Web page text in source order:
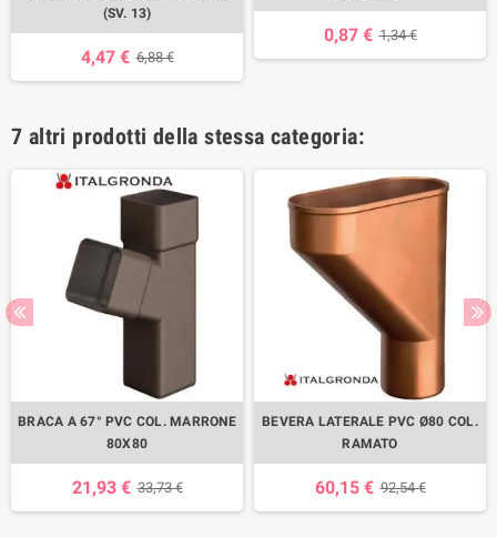
(SV. 13)
4,47 € 6,88 €
0,87 € 1,34 €
7 altri prodotti della stessa categoria:
BRACA A 67° PVC COL. MARRONE
80X80
21,93 € 33,73 €
BEVERA LATERALE PVC Ø80 COL.
RAMATO
60,15 € 92,54 €